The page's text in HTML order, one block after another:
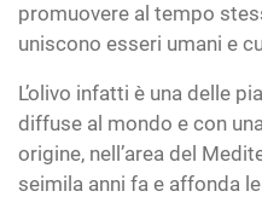
promuovere al tempo
uniscono esseri umani e
L’olivo infatti è una delle
diffuse al mondo e con
origine, nell’area del
seimila anni fa e affonda